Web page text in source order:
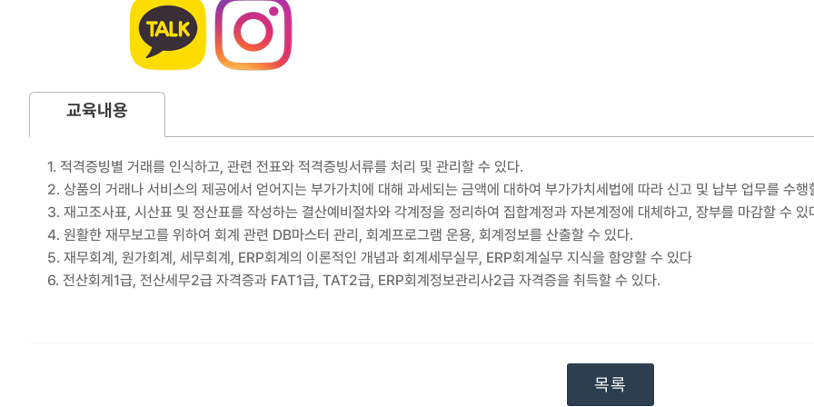
교육내용
1. 적격증빙별 거래를 인식하고, 관련 전표와 적격증빙서류를 처리 및 관리할 수 있다.
2. 상품의 거래나 서비스의 제공에서 얻어지는 부가가치에 대해 과세되는 금액에 대하여 부가가치세법에 따라 신고 및 납부 업무를 수행
3. 재고조사표, 시산표 및 정산표를 작성하는 결산예비절차와 각계정을 정리하여 집합계정과 자본계정에 대체하고, 장부를 마감할 수 있
4. 원활한 재무보고를 위하여 회계 관련 DB마스터 관리, 회계프로그램 운용, 회계정보를 산출할 수 있다.
5. 재무회계, 원가회계, 세무회계, ERP회계의 이론적인 개념과 회계세무실무, ERP회계실무 지식을 함양할 수 있다
6. 전산회계1급, 전산세무2급 자격증과 FAT1급, TAT2급, ERP회계정보관리사2급 자격증을 취득할 수 있다.
목록